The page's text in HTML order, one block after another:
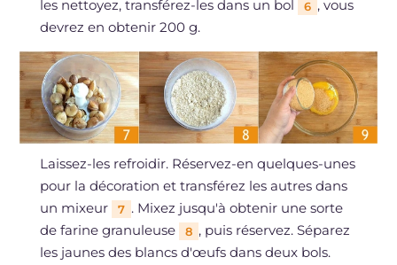
les nettoyez, transférez-les dans un bol
6 , vous
devrez en obtenir 200 g.
Laissez-les refroidir. Réservez-en quelques-unes
pour la décoration et transférez les autres dans
un mixeur
7 . Mixez jusqu'à obtenir une sorte
de farine granuleuse
8 , puis réservez. Séparez
les jaunes des blancs d'œufs dans deux bols.